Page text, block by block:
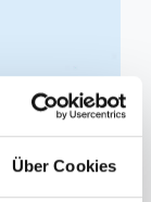
Über Cookies
非侵蚀性介